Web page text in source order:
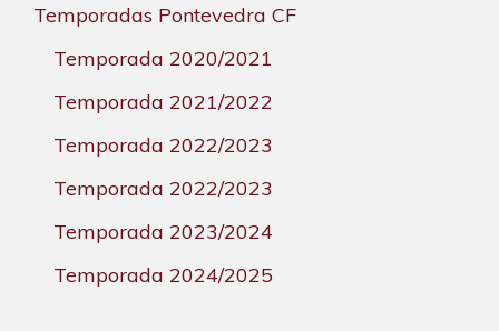
Temporadas Pontevedra CF
Temporada 2020/2021
Temporada 2021/2022
Temporada 2022/2023
Temporada 2022/2023
Temporada 2023/2024
Temporada 2024/2025